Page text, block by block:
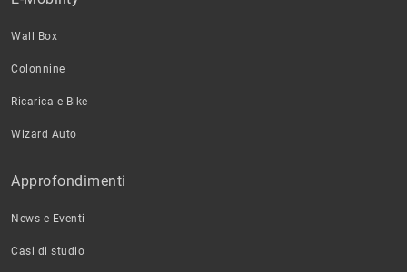
Wall Box
Colonnine
Ricarica e-Bike
Wizard Auto
Approfondimenti
News e Eventi
Casi di studio